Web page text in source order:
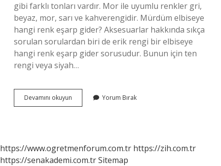
gibi farklı tonları vardır. Mor ile uyumlu renkler gri,
beyaz, mor, sarı ve kahverengidir. Mürdüm elbiseye
hangi renk eşarp gider? Aksesuarlar hakkında sıkça
sorulan sorulardan biri de erik rengi bir elbiseye
hangi renk eşarp gider sorusudur. Bunun için ten
rengi veya siyah…
Devamını okuyun
Elbisenin
Gider
Yorum Bırak
https://www.ogretmenforum.com.tr https://zih.com.tr
https://senakademi.com.trSitemap